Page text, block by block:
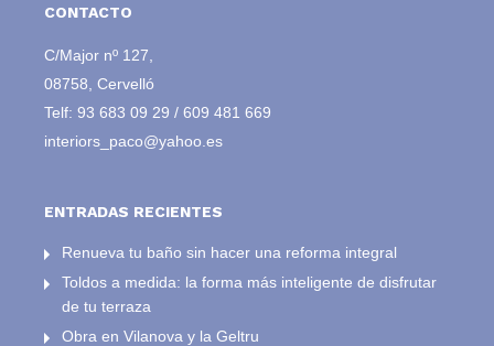
CONTACTO
C/Major nº 127,
08758, Cervelló
Telf: 93 683 09 29 / 609 481 669
interiors_paco@yahoo.es
ENTRADAS RECIENTES
Renueva tu baño sin hacer una reforma integral
Toldos a medida: la forma más inteligente de disfrutar
de tu terraza
Obra en Vilanova y la Geltru